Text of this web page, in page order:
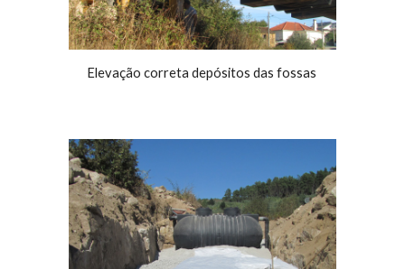
Elevação correta depósitos das fossas